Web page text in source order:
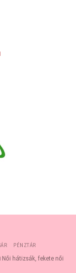
PÉNZTÁR
Női hátizsák, fekete női